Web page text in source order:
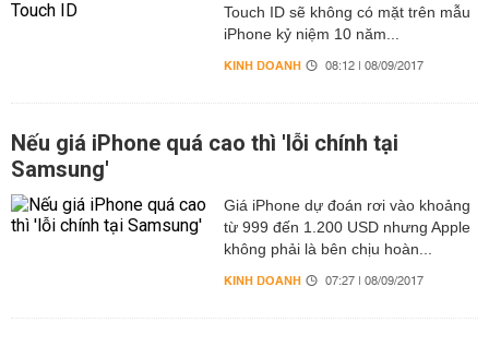
Touch ID sẽ không có mặt trên mẫu
iPhone kỷ niệm 10 năm...
KINH DOANH 08:12 | 08/09/2017
Nếu giá iPhone quá cao thì 'lỗi chính tại
Samsung'
Giá iPhone dự đoán rơi vào khoảng
từ 999 đến 1.200 USD nhưng Apple
không phải là bên chịu hoàn...
KINH DOANH 07:27 | 08/09/2017